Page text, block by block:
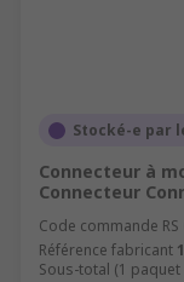
Stocké-e par
Connecteur à
Connecteur
Code commande RS
Référence fabricant
Sous-total (1